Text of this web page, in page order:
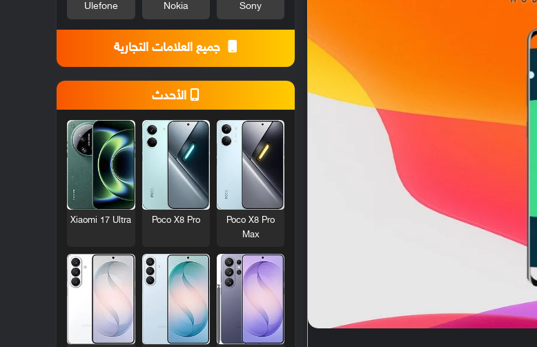
Sony
Nokia
Ulefone
جميع العلامات التجارية
الأحدث
Poco X8 Pro
Max
Poco X8 Pro
Xiaomi 17 Ultra